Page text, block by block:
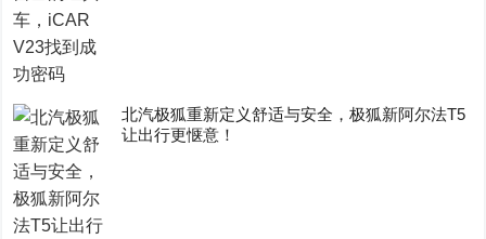
​北汽极狐重新定义舒适与安全，极狐新阿尔法T5
让出行更惬意！